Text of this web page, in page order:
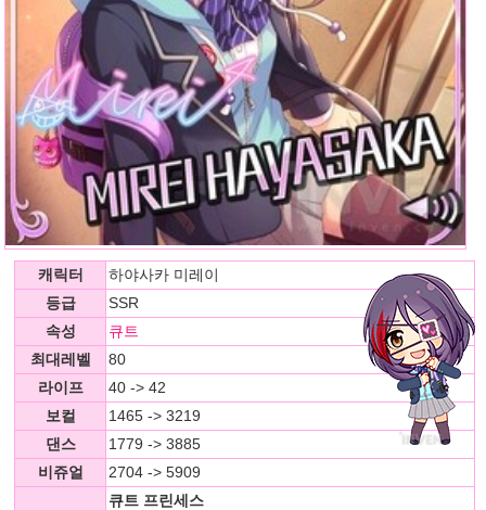
캐릭터
하야사카 미레이
등급
SSR
속성
큐트
최대레벨
80
라이프
40 -> 42
보컬
1465 -> 3219
댄스
1779 -> 3885
비쥬얼
2704 -> 5909
큐트 프린세스